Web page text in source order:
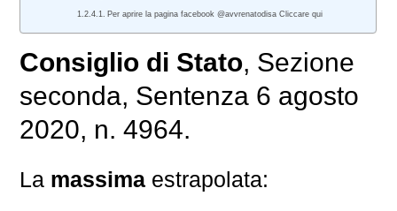
Per aprire la pagina facebook @avvrenatodisa Cliccare qui
Consiglio di Stato, Sezione
seconda, Sentenza 6 agosto
2020, n. 4964.
La massima estrapolata: